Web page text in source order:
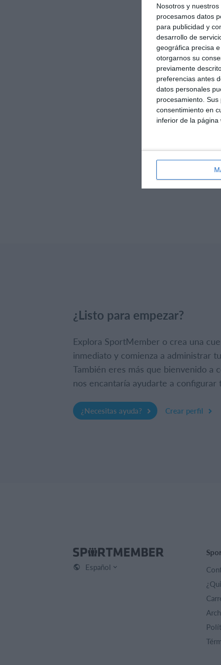
Nosotros y nuestros
procesamos datos
para publicidad y
desarrollo de
geográfica precisa
otorgarnos su
previamente
preferencias antes
datos personales
procesamiento.
consentimiento en
inferior de la página
¿Listo para empezar?
Explora SportMember o crea una
inmediato y comienza a administrar
También eres más que bienvenido a
nos encantaría ayudarte a configurar
¿Necesitas ayuda? Crear perfil
Español